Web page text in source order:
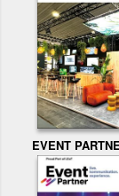
EVENT